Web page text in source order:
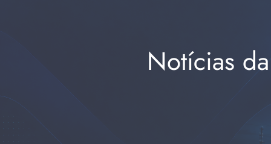
Notícias